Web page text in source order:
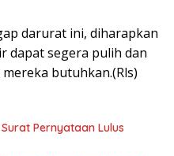
darurat ini, diharapkan
dapat segera pulih dan
butuhkan.(Rls)
Pernyataan Lulus